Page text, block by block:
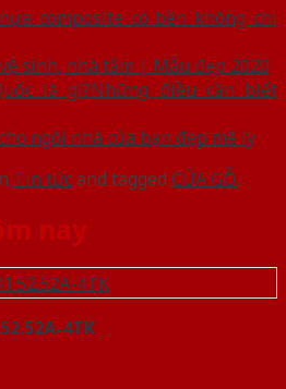
composite có bền không chi
sinh, nhà tắm | Mẫu đẹp 2020
là gì?Những điều cần biết
ngôi nhà của bạn đẹp mê ly
Tin tứcand tagged CỬA GỖ.
nay
4TK